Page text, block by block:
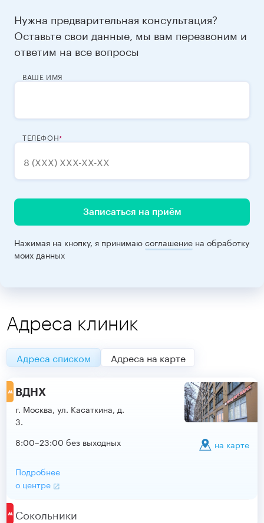
Нужна предварительная консультация?
Оставьте свои данные, мы вам перезвоним и
ответим на все вопросы
ВАШЕ ИМЯ
ТЕЛЕФОН
Записаться на приём
Нажимая на кнопку, я принимаюсоглашение на обработку
моих данных
Адреса клиник
Адреса списком Адреса на карте
ВДНХ
г. Москва, ул. Касаткина, д.
3.
на карте
8:00–23:00 без выходных
Подробнее
о центре
Сокольники